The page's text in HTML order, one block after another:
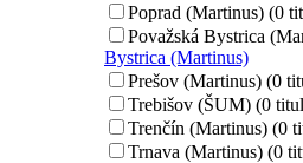
Poprad (Martinus) (0
Považská Bystrica
Bystrica (Martinus)
Prešov (Martinus) (0
Trebišov (ŠUM) (0
Trenčín (Martinus) (0
Trnava (Martinus) (0